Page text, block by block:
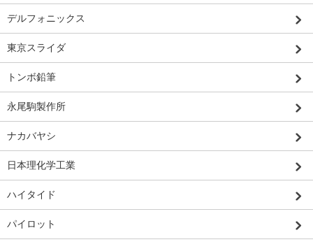
デルフォニックス
東京スライダ
トンボ鉛筆
永尾駒製作所
ナカバヤシ
日本理化学工業
ハイタイド
パイロット